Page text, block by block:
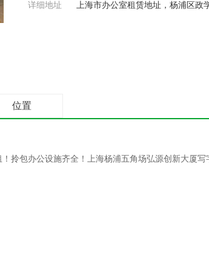
详细地址 上海市办公室租赁地址，杨浦区政
位置
拎包办公设施齐全！上海杨浦五角场弘源创新大厦写